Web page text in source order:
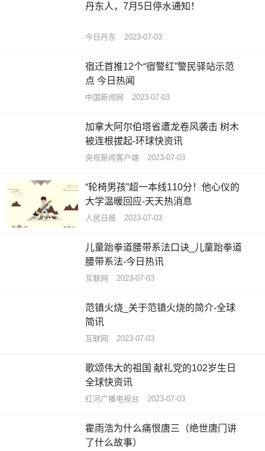
丹东人，7月5日停水通知！
今日丹东 2023-07-03
宿迁首推12个“宿警红”警民驿站示范
点 今日热闻
中国新闻网 2023-07-03
加拿大阿尔伯塔省遭龙卷风袭击 树木
被连根拔起-环球快资讯
央视新闻客户端 2023-07-03
“轮椅男孩”超一本线110分！他心仪的
大学温暖回应-天天热消息
人民日报 2023-07-03
儿童跆拳道腰带系法口诀_儿童跆拳道
腰带系法-今日热讯
互联网 2023-07-03
范镇火烧_关于范镇火烧的简介-全球
简讯
互联网 2023-07-03
歌颂伟大的祖国 献礼党的102岁生日
全球快资讯
红河广播电视台 2023-07-03
霍雨浩为什么痛恨唐三（绝世唐门讲
了什么故事）